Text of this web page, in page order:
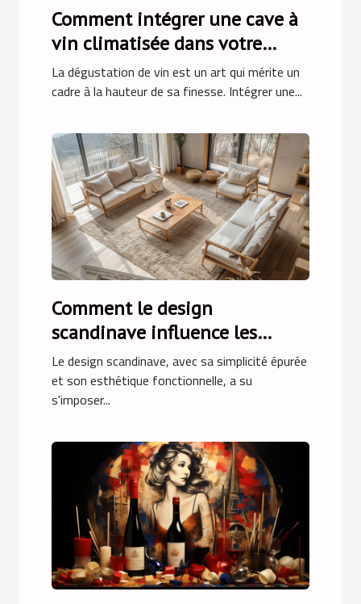
Comment intégrer une cave à
vin climatisée dans votre
cuisine
La dégustation de vin est un art qui mérite un
cadre à la hauteur de sa finesse. Intégrer une...
Comment le design
scandinave influence les
tendances de mobilier
moderne
Le design scandinave, avec sa simplicité épurée
et son esthétique fonctionnelle, a su
s'imposer...